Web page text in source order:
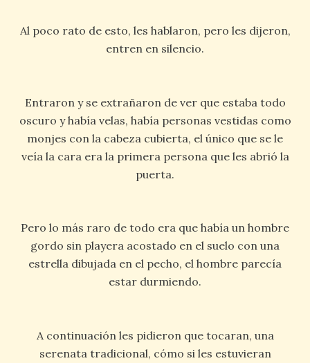
Al poco rato de esto, les hablaron, pero les dijeron,
entren en silencio.
Entraron y se extrañaron de ver que estaba todo
oscuro y había velas, había personas vestidas como
monjes con la cabeza cubierta, el único que se le
veía la cara era la primera persona que les abrió la
puerta.
Pero lo más raro de todo era que había un hombre
gordo sin playera acostado en el suelo con una
estrella dibujada en el pecho, el hombre parecía
estar durmiendo.
A continuación les pidieron que tocaran, una
serenata tradicional, cómo si les estuvieran